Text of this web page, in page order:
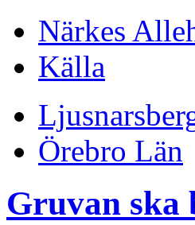
Närkes
Källa
Örebro Län
Gruvan ska